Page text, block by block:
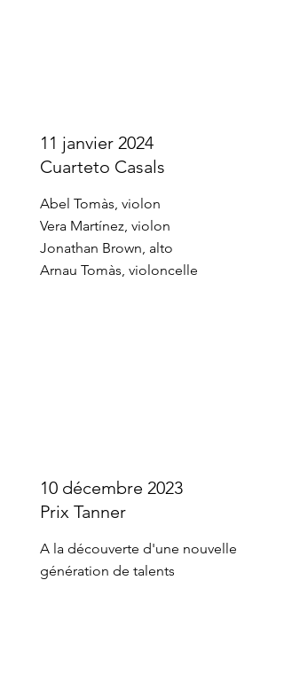
11 janvier 2024
Cuarteto Casals
Abel Tomàs, violon
Vera Martínez, violon
Jonathan Brown, alto
Arnau Tomàs, violoncelle
10 décembre 2023
Prix Tanner
A la découverte d'une nouvelle
génération de talents